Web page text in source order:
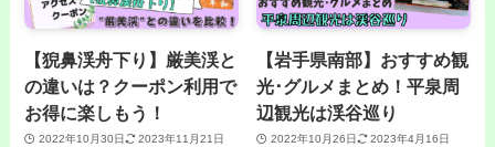
【猊鼻渓舟下り】厳美渓と
の違いは？クーポン利用で
お得に楽しもう！
2022年10月30日 2023年11月21日
【岩手県南部】おすすめ観
光･グルメまとめ！平泉周
辺観光は渓谷巡り
2022年10月26日 2023年4月16日